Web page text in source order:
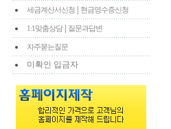
세금계산서신청 현금영수증신청
1:1맞춤상담| 질문과답변
자주묻는질문
미확인 입금자